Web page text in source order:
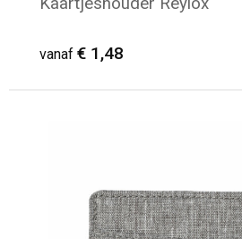
vanaf € 1,48